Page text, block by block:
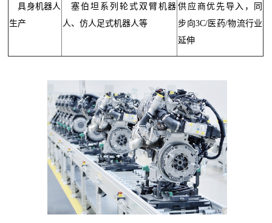
具身机器人
生产
塞伯坦系列轮式双臂机器
人、仿人足式机器人等
供应商优先导入，同
步向3C/医药/物流行业
延伸